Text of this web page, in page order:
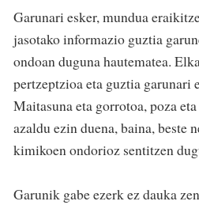
Garunari esker, mundua
jasotako informazio guztia
ondoan duguna hautematea.
pertzeptzioa eta guztia garunari
Maitasuna eta gorrotoa, poza
azaldu ezin duena, baina, beste
kimikoen ondorioz sentitzen
Garunik gabe ezerk ez dauka